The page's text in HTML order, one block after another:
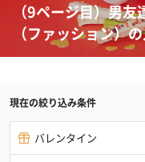
（9ページ目）男
（ファッション）
現在の絞り込み条件
バレンタイン